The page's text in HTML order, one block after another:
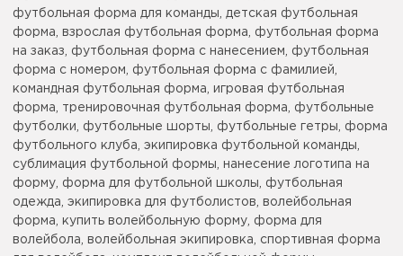
футбольная форма для команды, детская футбольная
форма, взрослая футбольная форма, футбольная форма
на заказ, футбольная форма с нанесением, футбольная
форма с номером, футбольная форма с фамилией,
командная футбольная форма, игровая футбольная
форма, тренировочная футбольная форма, футбольные
футболки, футбольные шорты, футбольные гетры, форма
футбольного клуба, экипировка футбольной команды,
сублимация футбольной формы, нанесение логотипа на
форму, форма для футбольной школы, футбольная
одежда, экипировка для футболистов, волейбольная
форма, купить волейбольную форму, форма для
волейбола, волейбольная экипировка, спортивная форма